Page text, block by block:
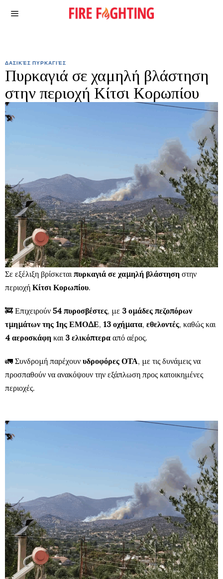
ΔΑΣΙΚΈΣ ΠΥΡΚΑΓΙΈΣ
Πυρκαγιά σε χαμηλή βλάστηση
στην περιοχή Κίτσι Κορωπίου
Σε εξέλιξη βρίσκεταιπυρκαγιά σε χαμηλή βλάστηση στην
περιοχή Κίτσι Κορωπίου.
🚒 Επιχειρούν 54 πυροσβέστες, με 3 ομάδες πεζοπόρων
τμημάτων της 1ης ΕΜΟΔΕ, 13 οχήματα, εθελοντές, καθώς και
4 αεροσκάφη και 3 ελικόπτερα από αέρος.
🚛 Συνδρομή παρέχουν υδροφόρες ΟΤΑ, με τις δυνάμεις να
προσπαθούν να ανακόψουν την εξάπλωση προς κατοικημένες
περιοχές.